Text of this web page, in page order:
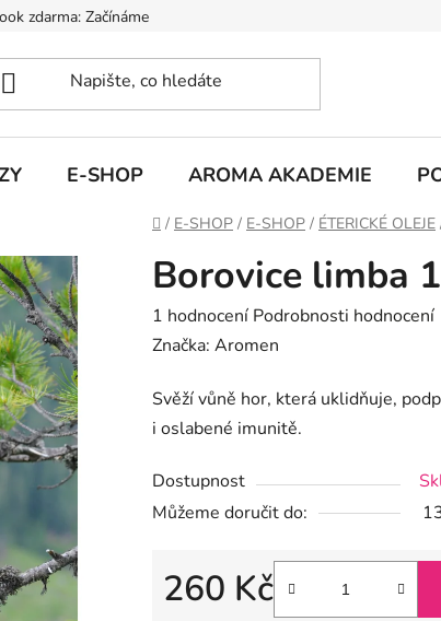
zdarma: Začínáme s aromaterapií
E-SHOP AROMA AKADEMIE
Domů
/ E-SHOP / E-SHOP / ÉTERICKÉ OLEJE
Borovice limba
Průměrné
hodnocení
je
5,0
5
hvězdiček.
1 hodnocení Podrobnosti hodnocení
Značka: Aromen
Svěží vůně hor, která uklidňuje,
i oslabené imunitě.
Dostupnost
Můžeme doručit do:
260 Kč